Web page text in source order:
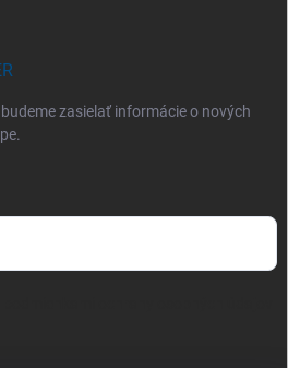
zasielať informácie o nových